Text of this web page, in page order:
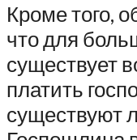
Кроме того,
что для
существует
платить
существуют